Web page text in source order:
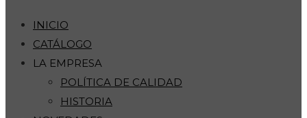
INICIO
CATÁLOGO
LA EMPRESA
POLÍTICA DE CALIDAD
HISTORIA